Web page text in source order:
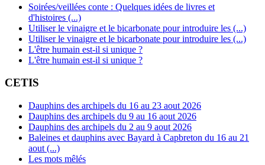
Soirées/veillées conte : Quelques idées de livres et
d'histoires (...)
Utiliser le vinaigre et le bicarbonate pour introduire les (...)
Utiliser le vinaigre et le bicarbonate pour introduire les (...)
L'être humain est-il si unique ?
L'être humain est-il si unique ?
CETIS
Dauphins des archipels du 16 au 23 aout 2026
Dauphins des archipels du 9 au 16 aout 2026
Dauphins des archipels du 2 au 9 aout 2026
Baleines et dauphins avec Bayard à Capbreton du 16 au 21
aout (...)
Les mots mêlés